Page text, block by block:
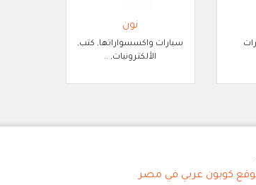
نون
سيارات واكسسواراتها, كتب,
الألكترونيات, ..
كوبون عربي في مصر